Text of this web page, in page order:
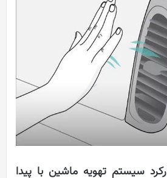
سیستم تهویه ماشین با پیدا